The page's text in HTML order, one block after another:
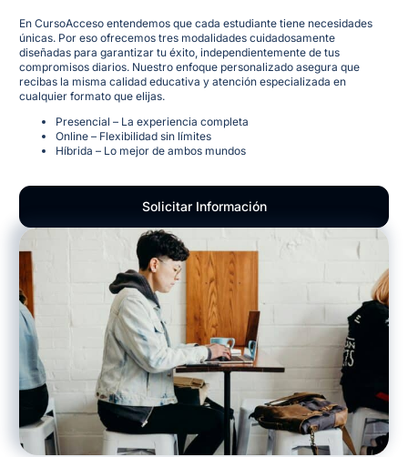
En CursoAcceso entendemos que cada estudiante tiene necesidades
únicas. Por eso ofrecemos tres modalidades cuidadosamente
diseñadas para garantizar tu éxito, independientemente de tus
compromisos diarios. Nuestro enfoque personalizado asegura que
recibas la misma calidad educativa y atención especializada en
cualquier formato que elijas.
Presencial – La experiencia completa
Online – Flexibilidad sin límites
Híbrida – Lo mejor de ambos mundos
Solicitar Información